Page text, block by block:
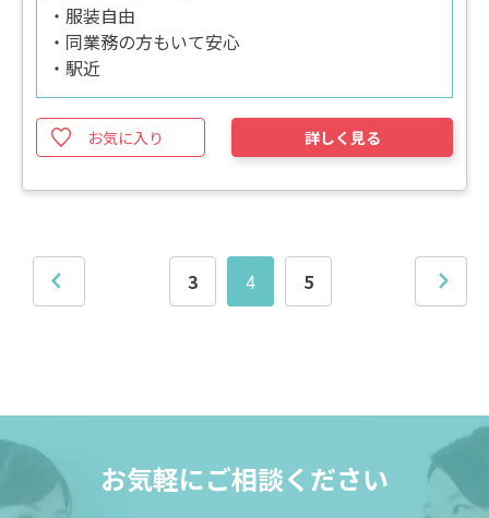
・服装自由
・同業務の方もいて安心
・駅近
お気に入り 詳しく見る
3 4 5
お気軽にご相談ください